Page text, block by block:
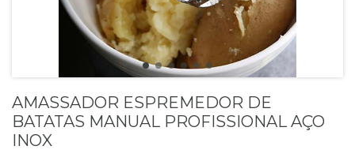
AMASSADOR ESPREMEDOR DE
BATATAS MANUAL PROFISSIONAL AÇO
INOX